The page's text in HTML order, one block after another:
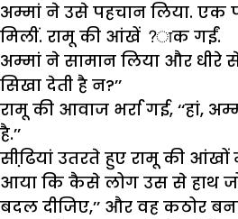
अम्मां ने उसे पहचान लिया. एक
मिलीं. रामू की आंखें ?ाक गईं.
अम्मां ने सामान लिया और धीरे
सिखा देती है न?’’
रामू की आवाज भर्रा गई, ‘‘हां,
है.’’
सीढि़यां उतरते हुए रामू की आंखों
आया कि कैसे लोग उस से हाथ
बदल दीजिए,’’ और वह कठोर